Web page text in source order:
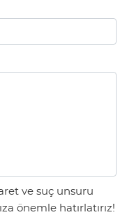
ve suç unsuru
önemle hatırlatırız!